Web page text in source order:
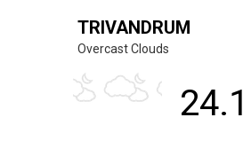
TRIVANDRUM
Overcast Clouds
24.1